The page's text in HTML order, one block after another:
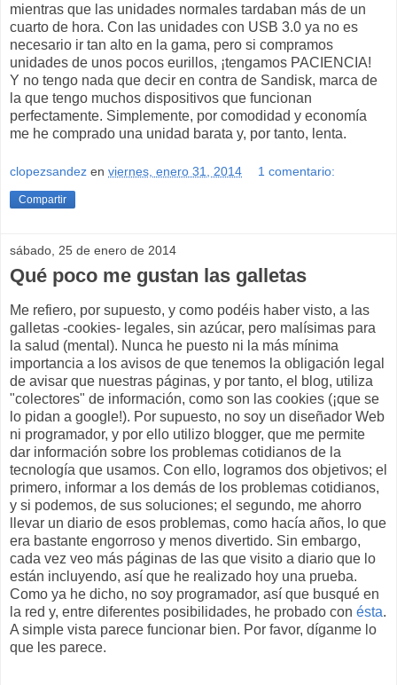
mientras que las unidades normales tardaban más de un
cuarto de hora. Con las unidades con USB 3.0 ya no es
necesario ir tan alto en la gama, pero si compramos
unidades de unos pocos eurillos, ¡tengamos PACIENCIA!
Y no tengo nada que decir en contra de Sandisk, marca de
la que tengo muchos dispositivos que funcionan
perfectamente. Simplemente, por comodidad y economía
me he comprado una unidad barata y, por tanto, lenta.
clopezsandez en viernes, enero 31, 2014 1 comentario:
Compartir
sábado, 25 de enero de 2014
Qué poco me gustan las galletas
Me refiero, por supuesto, y como podéis haber visto, a las
galletas -cookies- legales, sin azúcar, pero malísimas para
la salud (mental). Nunca he puesto ni la más mínima
importancia a los avisos de que tenemos la obligación legal
de avisar que nuestras páginas, y por tanto, el blog, utiliza
"colectores" de información, como son las cookies (¡que se
lo pidan a google!). Por supuesto, no soy un diseñador Web
ni programador, y por ello utilizo blogger, que me permite
dar información sobre los problemas cotidianos de la
tecnología que usamos. Con ello, logramos dos objetivos; el
primero, informar a los demás de los problemas cotidianos,
y si podemos, de sus soluciones; el segundo, me ahorro
llevar un diario de esos problemas, como hacía años, lo que
era bastante engorroso y menos divertido. Sin embargo,
cada vez veo más páginas de las que visito a diario que lo
están incluyendo, así que he realizado hoy una prueba.
Como ya he dicho, no soy programador, así que busqué en
la red y, entre diferentes posibilidades, he probado con ésta.
A simple vista parece funcionar bien. Por favor, díganme lo
que les parece.